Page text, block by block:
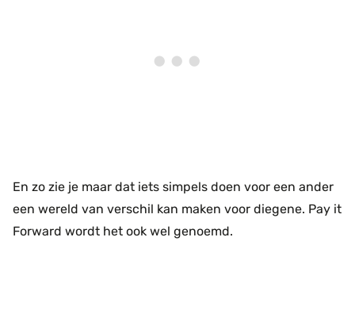
En zo zie je maar dat iets simpels doen voor een ander
een wereld van verschil kan maken voor diegene. Pay it
Forward wordt het ook wel genoemd.